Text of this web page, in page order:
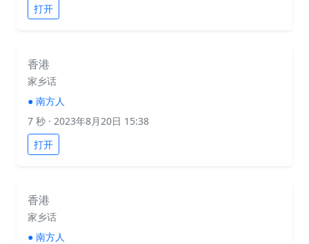
打开
香港
家乡话
● 南方人
7 秒 · 2023年8月20日 15:38
打开
香港
家乡话
● 南方人